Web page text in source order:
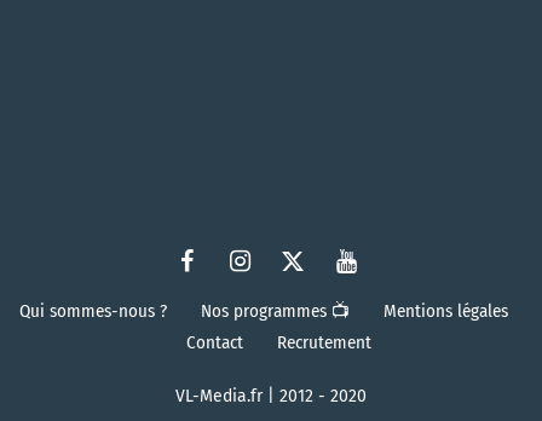
Qui sommes-nous ? Nos programmes 📺
Mentions légales
Contact
Recrutement
VL-Media.fr | 2012 - 2020